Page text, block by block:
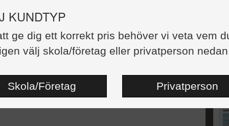
KUNDTYP
ge dig ett korrekt pris behöver vi veta vem
välj skola/företag eller privatperson
Skola/Företag Privatperson
Licens Lärarwebb F-klass
1 125,00 kr
2024-01-22
Carina Söe-Knudsen